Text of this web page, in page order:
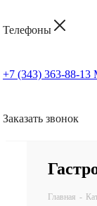
Телефоны
+7 (343) 363-88-13
Заказать звонок
Главная -